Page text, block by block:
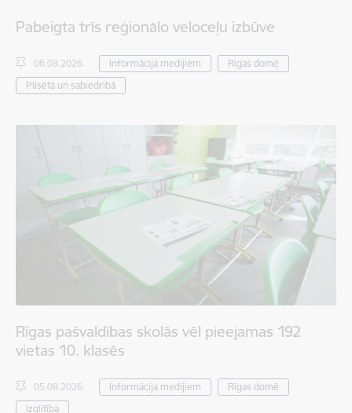
Pabeigta trīs reģionālo veloceļu izbūve
06.08.2026. Informācija medijiem
Rīgas domē
Pilsētā un sabiedrībā
Rīgas pašvaldības skolās vēl pieejamas 192
vietas 10. klasēs
05.08.2026. Informācija medijiem
Rīgas domē
Izglītība